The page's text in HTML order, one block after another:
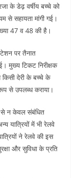
के डेढ़ वर्षीय बच्चे को
से सहायता मांगी गई।
47 व 48 की है।
पर तैनात
मुख्य टिकट निरीक्षक
किसी देरी के बच्चे के
से उपलब्ध कराया।
से न केवल संबंधित
यात्रियों में भी रेलवे
ने रेलवे की इस
और सुविधा के प्रति